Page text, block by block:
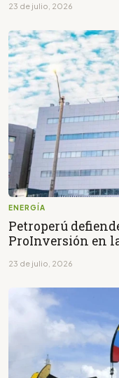
23 de julio, 2026
ENERGÍA
Petroperú
ProInversión en
23 de julio, 2026